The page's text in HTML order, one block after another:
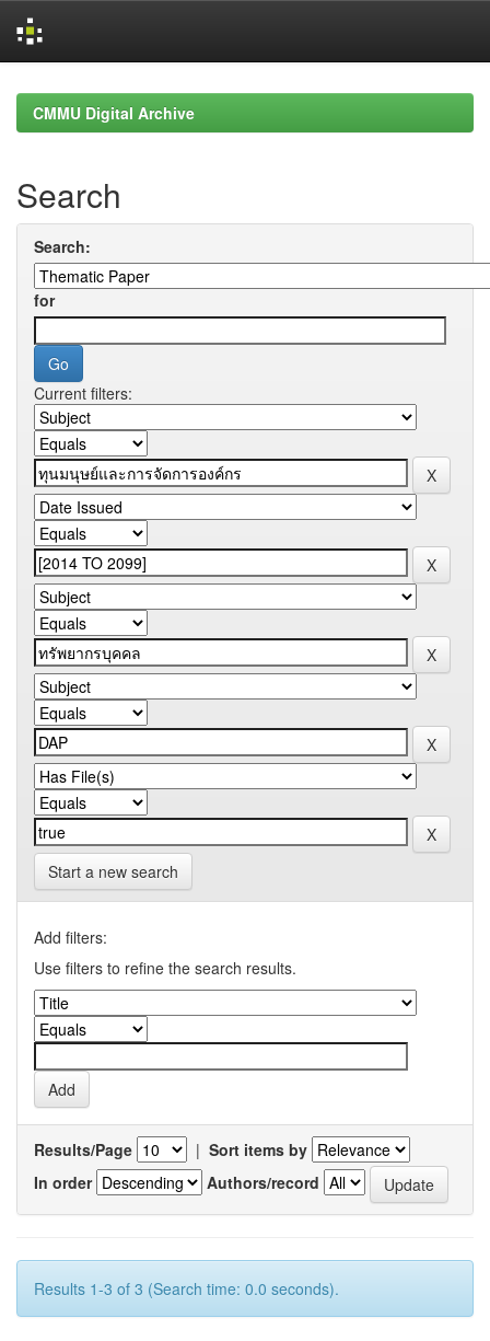
navigationCMMU Digital Archive
Search
Search:
for
Current filters:
Start a new search
Add filters:
Use filters to refine the search results.
Results/Page | Sort items by
In order
Authors/record
Results 1-3 of 3 (Search time: 0.0 seconds).